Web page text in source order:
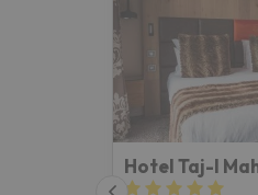
Hotel Taj-I